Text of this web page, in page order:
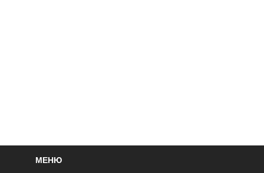
МЕНЮ